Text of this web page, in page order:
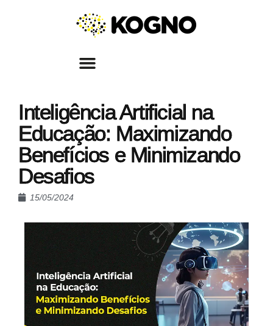
Inteligência Artificial na
Educação: Maximizando
Benefícios e Minimizando
Desafios
15/05/2024